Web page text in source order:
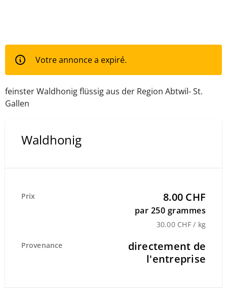
Votre annonce a expiré.
feinster Waldhonig flüssig aus der Region Abtwil- St.
Gallen
Waldhonig
Prix 8.00 CHF
par 250 grammes
30.00 CHF / kg
Provenance
directement de
l'entreprise